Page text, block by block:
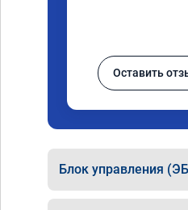
Оставить
Блок управления